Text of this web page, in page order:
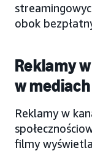
obok
Reklamy
w
Reklamy w
filmy